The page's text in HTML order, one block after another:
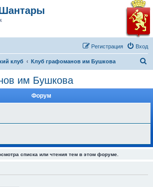
Вход
Регистрация
клуб Клуб графоманов им Бушкова
им Бушкова
Форум
списка или чтения тем в этом форуме.